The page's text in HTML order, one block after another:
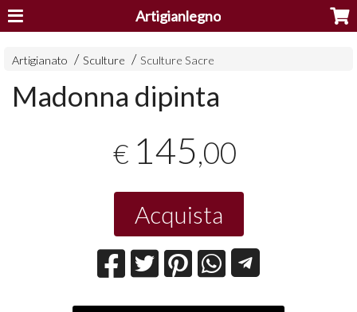
Artigianlegno
Artigianato Sculture Sculture Sacre
Madonna dipinta
€ 145,00
Acquista